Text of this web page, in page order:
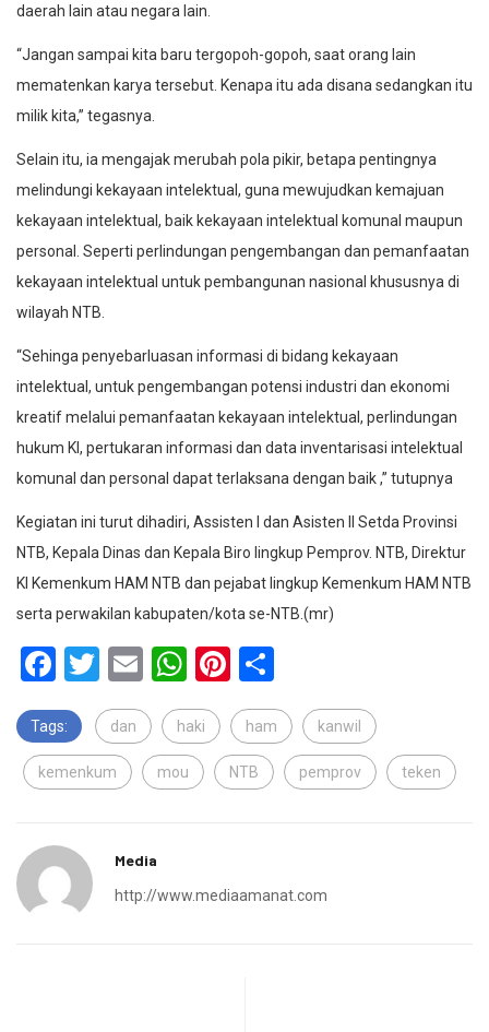
daerah lain atau negara lain.
“Jangan sampai kita baru tergopoh-gopoh, saat orang lain
mematenkan karya tersebut. Kenapa itu ada disana sedangkan itu
milik kita,” tegasnya.
Selain itu, ia mengajak merubah pola pikir, betapa pentingnya
melindungi kekayaan intelektual, guna mewujudkan kemajuan
kekayaan intelektual, baik kekayaan intelektual komunal maupun
personal. Seperti perlindungan pengembangan dan pemanfaatan
kekayaan intelektual untuk pembangunan nasional khususnya di
wilayah NTB.
“Sehinga penyebarluasan informasi di bidang kekayaan
intelektual, untuk pengembangan potensi industri dan ekonomi
kreatif melalui pemanfaatan kekayaan intelektual, perlindungan
hukum KI, pertukaran informasi dan data inventarisasi intelektual
komunal dan personal dapat terlaksana dengan baik ,” tutupnya
Kegiatan ini turut dihadiri, Assisten I dan Asisten II Setda Provinsi
NTB, Kepala Dinas dan Kepala Biro lingkup Pemprov. NTB, Direktur
KI Kemenkum HAM NTB dan pejabat lingkup Kemenkum HAM NTB
serta perwakilan kabupaten/kota se-NTB.(mr)
Facebook
Twitter
EmailWhatsApp
Pinterest
Tags: dan haki ham kanwil
kemenkum mou NTB pemprov teken
Media
http://www.mediaamanat.com